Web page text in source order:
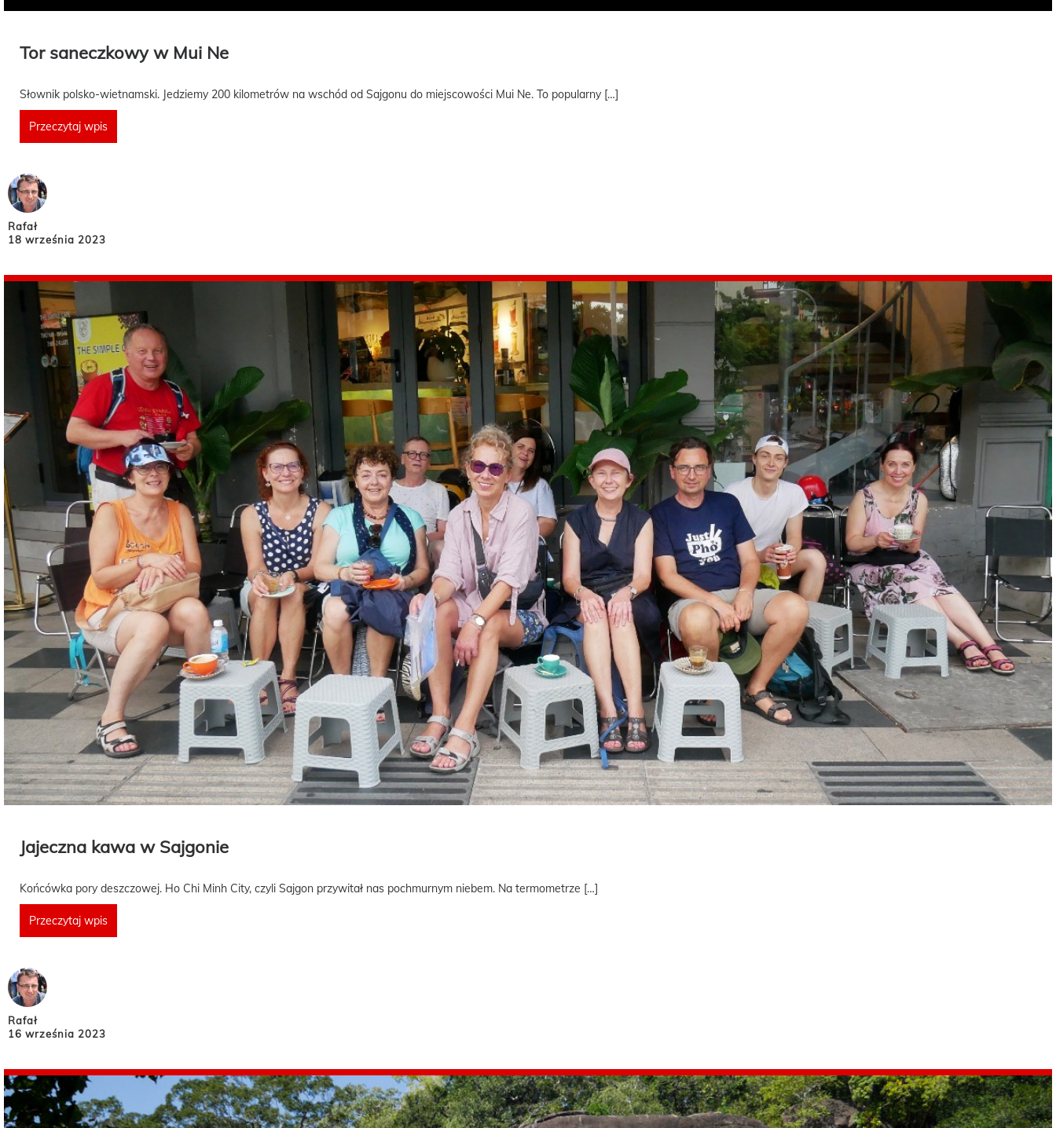
Tor saneczkowy w Mui Ne
Słownik polsko-wietnamski. Jedziemy 200 kilometrów na wschód od Sajgonu do miejscowości Mui Ne. To popularny […]
Przeczytaj wpis
Rafał
18 września 2023
Jajeczna kawa w Sajgonie
Końcówka pory deszczowej. Ho Chi Minh City, czyli Sajgon przywitał nas pochmurnym niebem. Na termometrze […]
Przeczytaj wpis
Rafał
16 września 2023